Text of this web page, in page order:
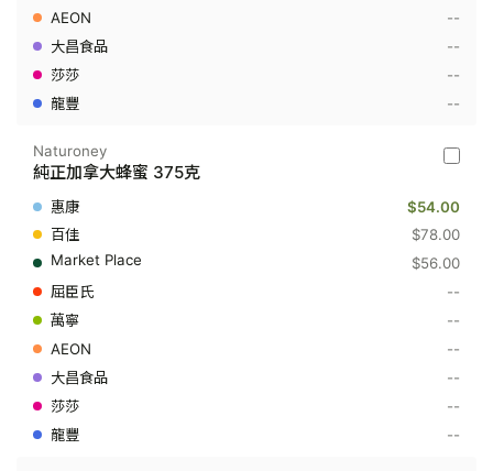
--
--
--
--
純
正
加
大
375
Naturoney
純正加拿大蜂蜜 375克
$54.00
$78.00
$56.00
--
--
--
--
--
--